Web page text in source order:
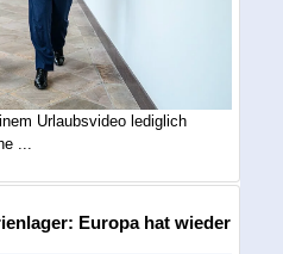
Urlaubsvideo lediglich
...
Europa hat wieder